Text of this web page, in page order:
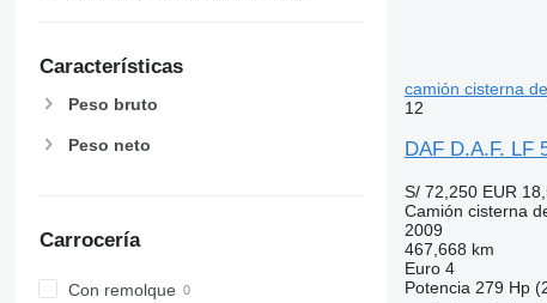
Características
Peso bruto
Peso neto
Carrocería
Con remolque
camión cisterna
12
DAF D.A.F. LF
S/ 72,250 EUR
Camión cisterna
2009
467,668 km
Euro 4
Potencia 279 Hp